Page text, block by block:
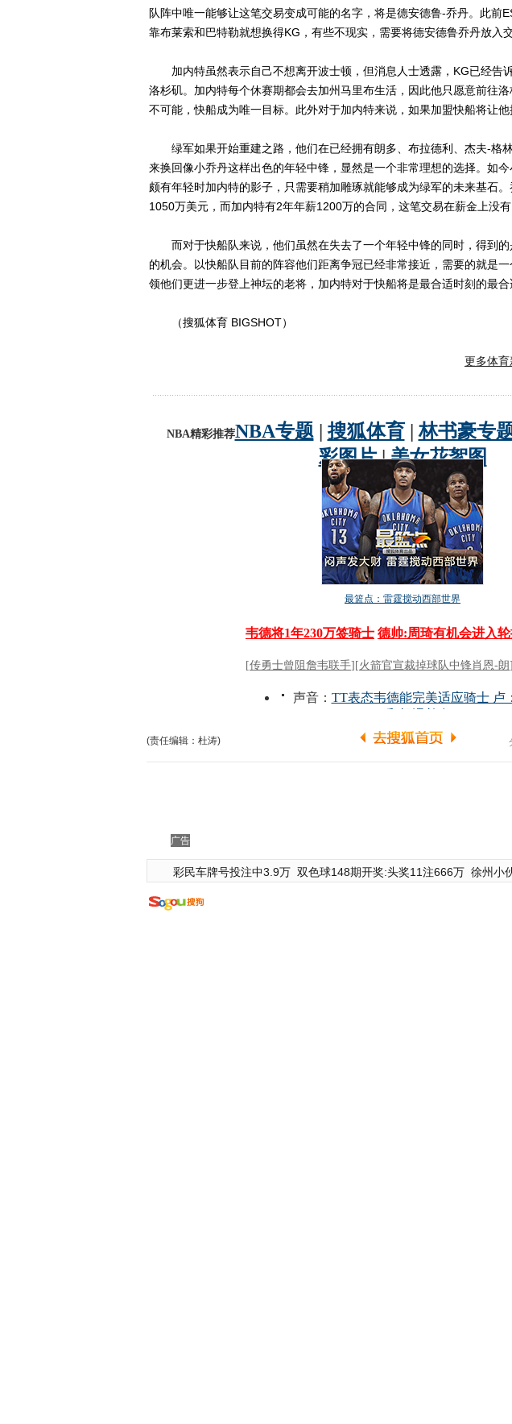
队阵中唯一能够让这笔交易变成可能的名字，将是德安德鲁-乔丹。此前
靠布莱索和巴特勒就想换得KG，有些不现实，需要将德安德鲁乔丹放入
加内特虽然表示自己不想离开波士顿，但消息人士透露，KG已经告
洛杉矶。加内特每个休赛期都会去加州马里布生活，因此他只愿意前往
不可能，快船成为唯一目标。此外对于加内特来说，如果加盟快船将让他
绿军如果开始重建之路，他们在已经拥有朗多、布拉德利、杰夫-格
来换回像小乔丹这样出色的年轻中锋，显然是一个非常理想的选择。如今
颇有年轻时加内特的影子，只需要稍加雕琢就能够成为绿军的未来基石
1050万美元，而加内特有2年年薪1200万的合同，这笔交易在薪金上没有
而对于快船队来说，他们虽然在失去了一个年轻中锋的同时，得到的
的机会。以快船队目前的阵容他们距离争冠已经非常接近，需要的就是
领他们更进一步登上神坛的老将，加内特对于快船将是最合适时刻的最合
（搜狐体育 BIGSHOT）
更多体育
(责任编辑：杜涛)
广告
彩民车牌号投注中3.9万 双色球148期开奖:头奖11注666万 徐州小